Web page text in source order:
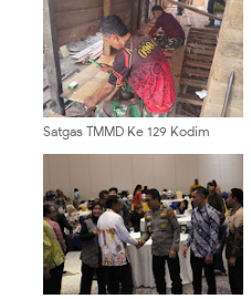
Satgas TMMD Ke 129 Kodim